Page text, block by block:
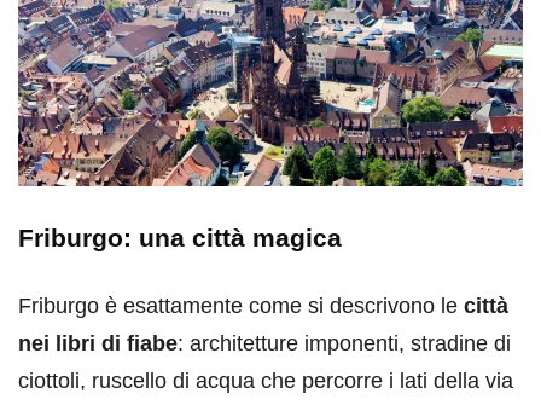
Friburgo: una città magica
Friburgo è esattamente come si descrivono le città
nei libri di fiabe: architetture imponenti, stradine di
ciottoli, ruscello di acqua che percorre i lati della via